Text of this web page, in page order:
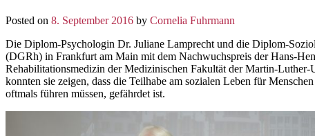
Posted on 8. September 2016 by Cornelia Fuhrmann
Die Diplom-Psychologin Dr. Juliane Lamprecht und die Diplom-
(DGRh) in Frankfurt am Main mit dem Nachwuchspreis der Hans-
Rehabilitationsmedizin der Medizinischen Fakultät der Martin-
konnten sie zeigen, dass die Teilhabe am sozialen Leben für
oftmals führen müssen, gefährdet ist.